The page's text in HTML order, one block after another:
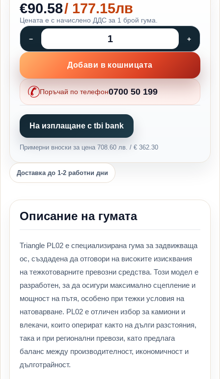
€90.58/ 177.15лв
Цената е с начислено ДДС за 1 брой гума.
Добави в кошницата
Поръчай по телефон0700 50 199
На изплащане с tbi bank
Примерни вноски за цена 708.60 лв. / € 362.30
Доставка до 1-2 работни дни
Описание на гумата
Triangle PL02 е специализирана гума за задвижваща
ос, създадена да отговори на високите изисквания
на тежкотоварните превозни средства. Този модел е
разработен, за да осигури максимално сцепление и
мощност на пътя, особено при тежки условия на
натоварване. PL02 е отличен избор за камиони и
влекачи, които оперират както на дълги разстояния,
така и при регионални превози, като предлага
баланс между производителност, икономичност и
дълготрайност.